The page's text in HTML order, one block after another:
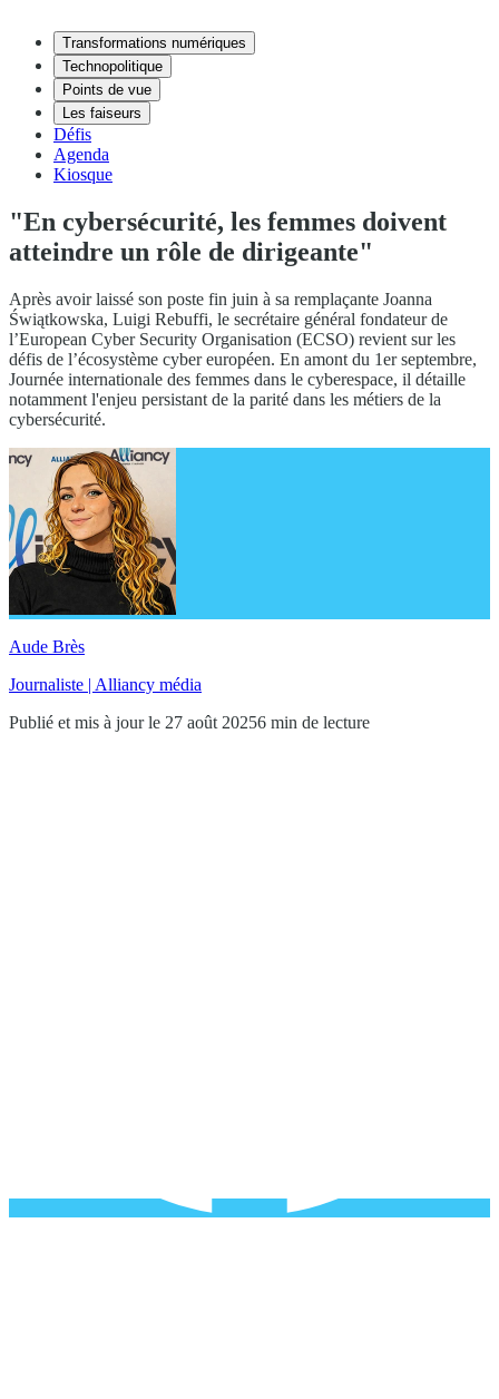
Transformations numériques
Technopolitique
Points de vue
Les faiseurs
Défis
Agenda
Kiosque
"En cybersécurité, les femmes doivent
atteindre un rôle de dirigeante"
Après avoir laissé son poste fin juin à sa remplaçante Joanna
Świątkowska, Luigi Rebuffi, le secrétaire général fondateur de
l’European Cyber Security Organisation (ECSO) revient sur les
défis de l’écosystème cyber européen. En amont du 1er septembre,
Journée internationale des femmes dans le cyberespace, il détaille
notamment l'enjeu persistant de la parité dans les métiers de la
cybersécurité.
Aude Brès
Journaliste | Alliancy média
Publié et mis à jour le 27 août 20256 min de lecture